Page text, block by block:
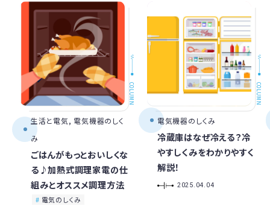
COLUMN
生活と電気, 電気機器のしく
み
ごはんがもっとおいしくな
る♪加熱式調理家電の仕
組みとオススメ調理方法
電気のしくみ
COLUMN
電気機器のしくみ
冷蔵庫はなぜ冷える？冷
やすしくみをわかりやすく
解説！
2025.04.04